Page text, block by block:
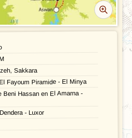
Maaltijden
en geografie
Sakkara
Fayoum Piramide - El Minya
Beni Hassan en El Amarna -
- Luxor